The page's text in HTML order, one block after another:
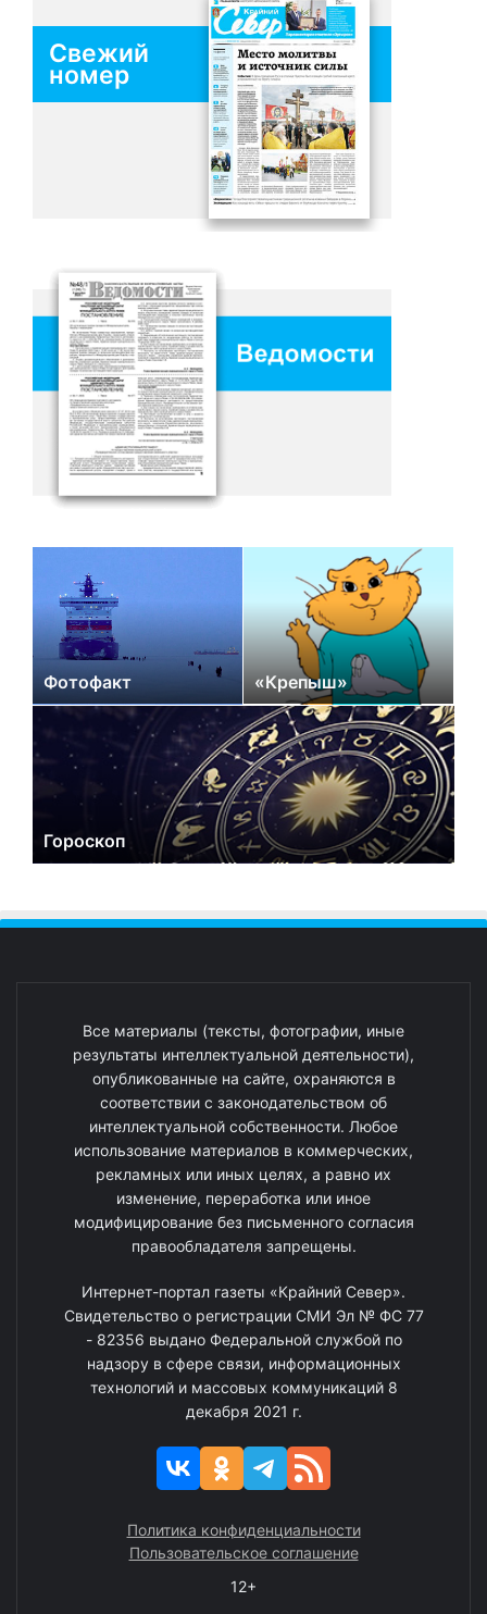
Свежий
номер
Фотофакт «Крепыш»
Гороскоп
Все материалы (тексты, фотографии, иные
результаты интеллектуальной деятельности),
опубликованные на сайте, охраняются в
соответствии с законодательством об
интеллектуальной собственности. Любое
использование материалов в коммерческих,
рекламных или иных целях, а равно их
изменение, переработка или иное
модифицирование без письменного согласия
правообладателя запрещены.
Интернет-портал газеты «Крайний Север».
Свидетельство о регистрации СМИ Эл № ФС 77
- 82356 выдано Федеральной службой по
надзору в сфере связи, информационных
технологий и массовых коммуникаций 8
декабря 2021 г.
Политика конфиденциальности
Пользовательское соглашение
12+